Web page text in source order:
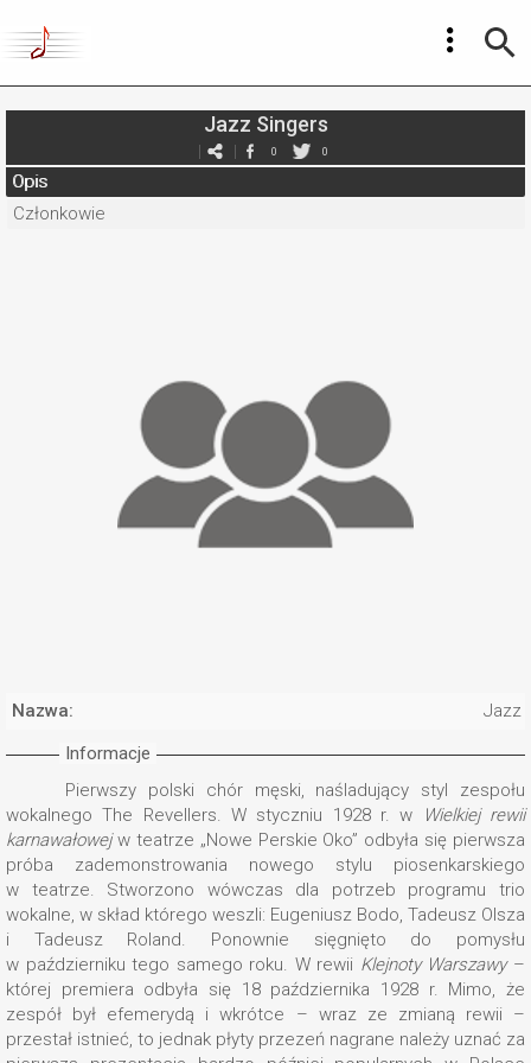
Jazz Singers
0 0
Opis
Członkowie
Nazwa:
Jazz
Informacje
Pierwszy polski chór męski, naśladujący styl zespołu
wokalnego The Revellers. W styczniu 1928 r. w
Wielkiej rewii
karnawałowejw teatrze „Nowe Perskie Oko” odbyła się pierwsza
próba zademonstrowania nowego stylu piosenkarskiego
w teatrze. Stworzono wówczas dla potrzeb programu trio
wokalne, w skład którego weszli: Eugeniusz Bodo, Tadeusz Olsza
i Tadeusz Roland. Ponownie sięgnięto do pomysłu
w październiku tego samego roku. W rewii Klejnoty Warszawy–
której premiera odbyła się 18 października 1928 r. Mimo, że
zespół był efemerydą i wkrótce – wraz ze zmianą rewii –
przestał istnieć, to jednak płyty przezeń nagrane należy uznać za